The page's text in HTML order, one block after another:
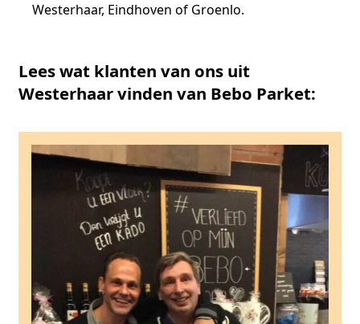
Westerhaar, Eindhoven of Groenlo.
Lees wat klanten van ons uit
Westerhaar vinden van Bebo Parket: